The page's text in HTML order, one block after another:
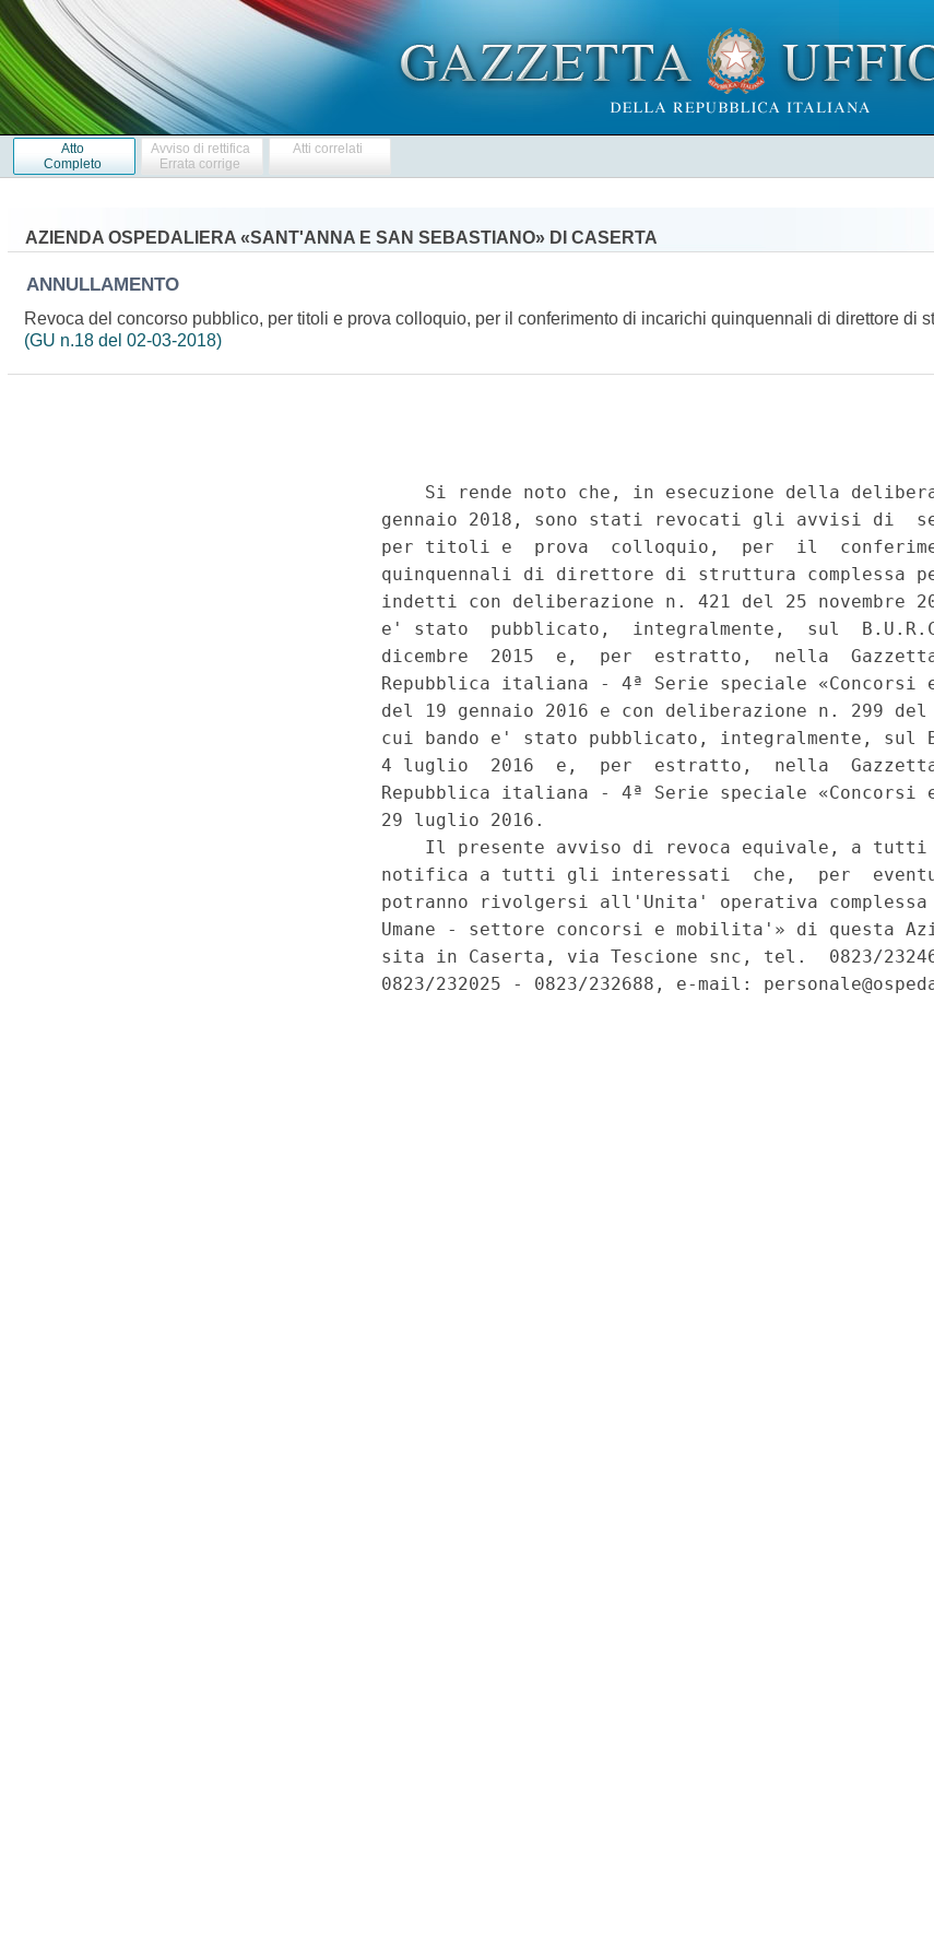
Atto
Completo
Avviso di rettifica
Errata corrige
Atti correlati
AZIENDA OSPEDALIERA «SANT'ANNA E SAN SEBASTIANO» DI CASERTA
ANNULLAMENTO
Revoca del concorso pubblico, per titoli e prova colloquio, per il conferimento di incarichi quinquennali di direttore di
(GU n.18 del 02-03-2018)